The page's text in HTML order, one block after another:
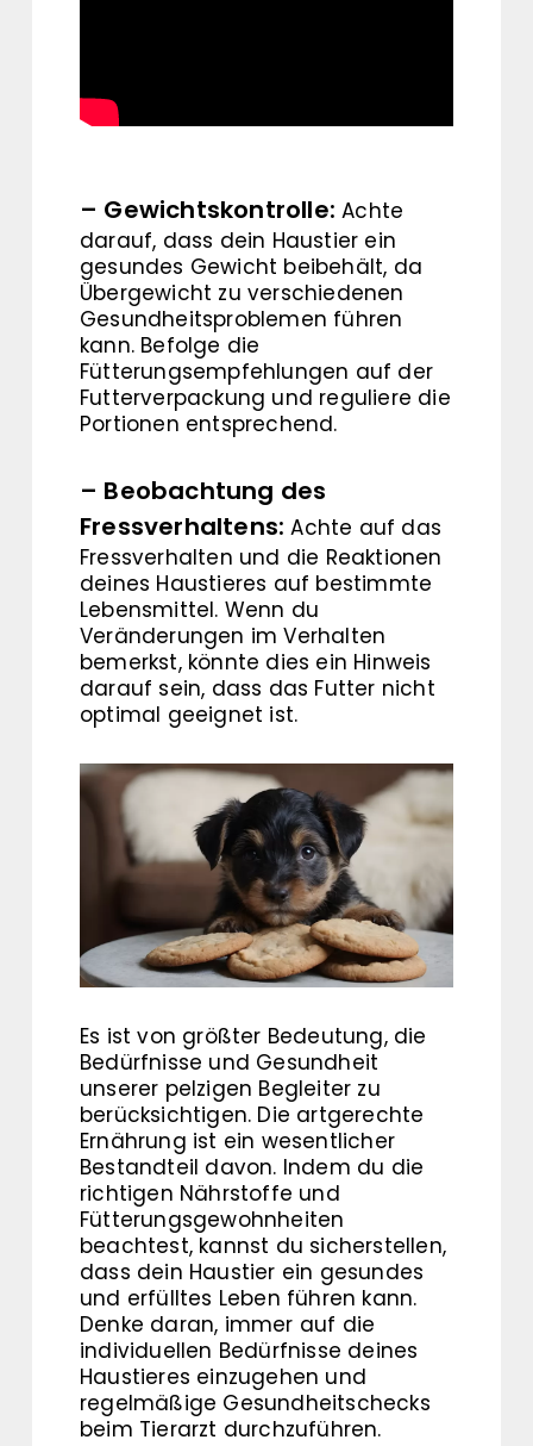
– Gewichtskontrolle: Achte
darauf, dass dein Haustier ein
gesundes Gewicht beibehält, da
Übergewicht zu verschiedenen
Gesundheitsproblemen führen
kann. Befolge die
Fütterungsempfehlungen auf der
Futterverpackung und reguliere die
Portionen entsprechend.
– Beobachtung des
Fressverhaltens: Achte auf das
Fressverhalten und die Reaktionen
deines Haustieres auf bestimmte
Lebensmittel. Wenn du
Veränderungen im Verhalten
bemerkst, könnte dies ein Hinweis
darauf sein, dass das Futter nicht
optimal geeignet ist.
Es ist von größter Bedeutung, die
Bedürfnisse und Gesundheit
unserer pelzigen Begleiter zu
berücksichtigen. Die artgerechte
Ernährung ist ein wesentlicher
Bestandteil davon. Indem du die
richtigen Nährstoffe und
Fütterungsgewohnheiten
beachtest, kannst du sicherstellen,
dass dein Haustier ein gesundes
und erfülltes Leben führen kann.
Denke daran, immer auf die
individuellen Bedürfnisse deines
Haustieres einzugehen und
regelmäßige Gesundheitschecks
beim Tierarzt durchzuführen.